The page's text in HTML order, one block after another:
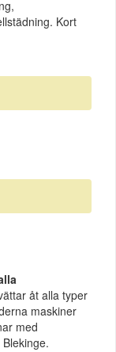
Kort
åt alla typer
maskiner
med